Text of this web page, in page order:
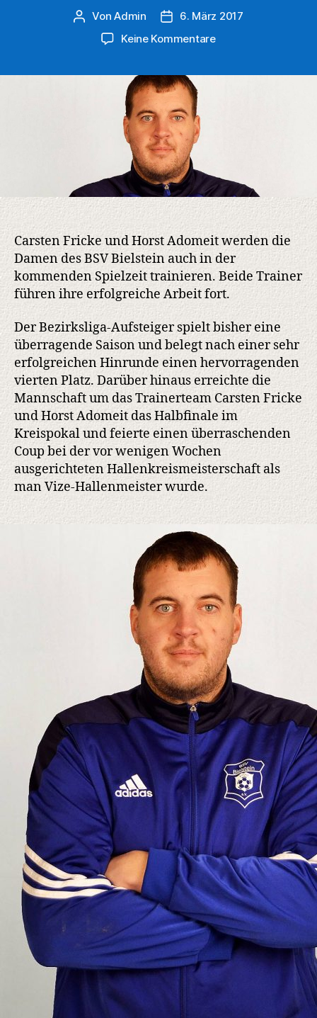
Beitragsautor
VonAdmin Veröffentlichungsdatum
6. März 2017
Keine Kommentarezu
in
Bielstein
fort
Carsten Fricke und Horst Adomeit werden die
Damen des BSV Bielstein auch in der
kommenden Spielzeit trainieren. Beide Trainer
führen ihre erfolgreiche Arbeit fort.
Der Bezirksliga-Aufsteiger spielt bisher eine
überragende Saison und belegt nach einer sehr
erfolgreichen Hinrunde einen hervorragenden
vierten Platz. Darüber hinaus erreichte die
Mannschaft um das Trainerteam Carsten Fricke
und Horst Adomeit das Halbfinale im
Kreispokal und feierte einen überraschenden
Coup bei der vor wenigen Wochen
ausgerichteten Hallenkreismeisterschaft als
man Vize-Hallenmeister wurde.